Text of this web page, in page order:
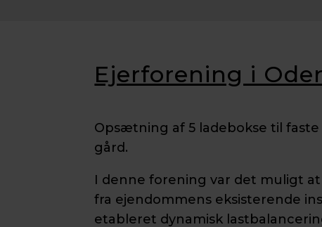
Ejerforening i
Opsætning af 5 ladebokse til
gård.
I denne forening var det muligt
fra ejendommens eksisterende
etableret dynamisk